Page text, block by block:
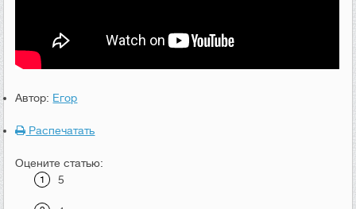
Автор: Егор
Распечатать
Оцените статью:
5